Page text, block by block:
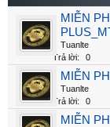
MIỄN
Tuanlte
Trả lời:
0
MIỄN
Tuanlte
Trả lời:
0
MIỄN